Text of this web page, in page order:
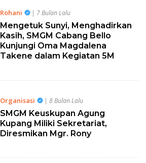
Rohani | 7 Bulan Lalu
Mengetuk Sunyi, Menghadirkan
Kasih, SMGM Cabang Bello
Kunjungi Oma Magdalena
Takene dalam Kegiatan 5M
Organisasi | 8 Bulan Lalu
SMGM Keuskupan Agung
Kupang Miliki Sekretariat,
Diresmikan Mgr. Rony